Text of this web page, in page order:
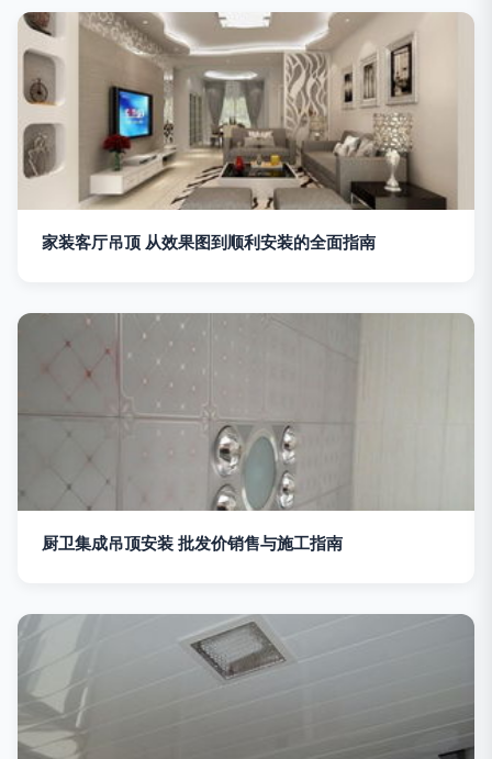
家装客厅吊顶 从效果图到顺利安装的全面指南
厨卫集成吊顶安装 批发价销售与施工指南